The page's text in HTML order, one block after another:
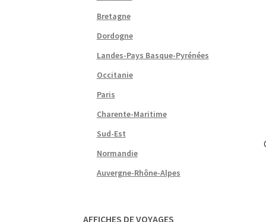
Bretagne
Dordogne
Landes-Pays Basque-Pyrénées
Occitanie
Paris
Charente-Maritime
Sud-Est
Normandie
Auvergne-Rhône-Alpes
AFFICHES DE VOYAGES